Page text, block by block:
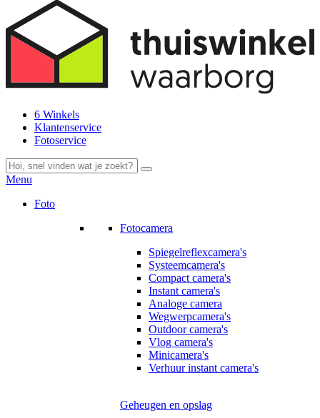
6 Winkels
Klantenservice
Fotoservice
Menu
Foto
Fotocamera
Spiegelreflexcamera's
Systeemcamera's
Compact camera's
Instant camera's
Analoge camera
Wegwerpcamera's
Outdoor camera's
Vlog camera's
Minicamera's
Verhuur instant camera's
Geheugen en opslag